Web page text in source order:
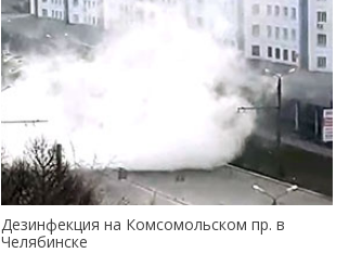
Дезинфекция на Комсомольском пр. в
Челябинске